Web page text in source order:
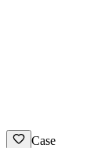
Case